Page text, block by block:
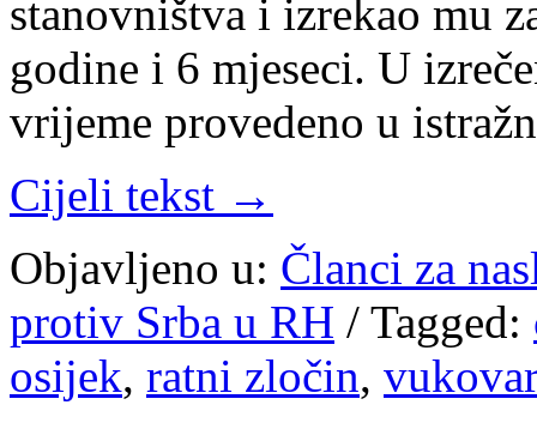
stanovništva i izrekao mu
godine i 6 mjeseci. U
vrijeme provedeno u
Cijeli tekst →
Objavljeno u: Članci za
protiv Srba u RH / Tagged:
osijek, ratni zločin, vukovar